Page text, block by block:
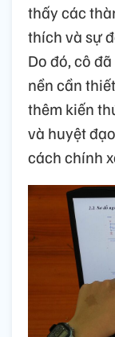
thấy các
thích và sự
Do đó, cô
nền cần
thêm kiến
và huyệt
cách chính